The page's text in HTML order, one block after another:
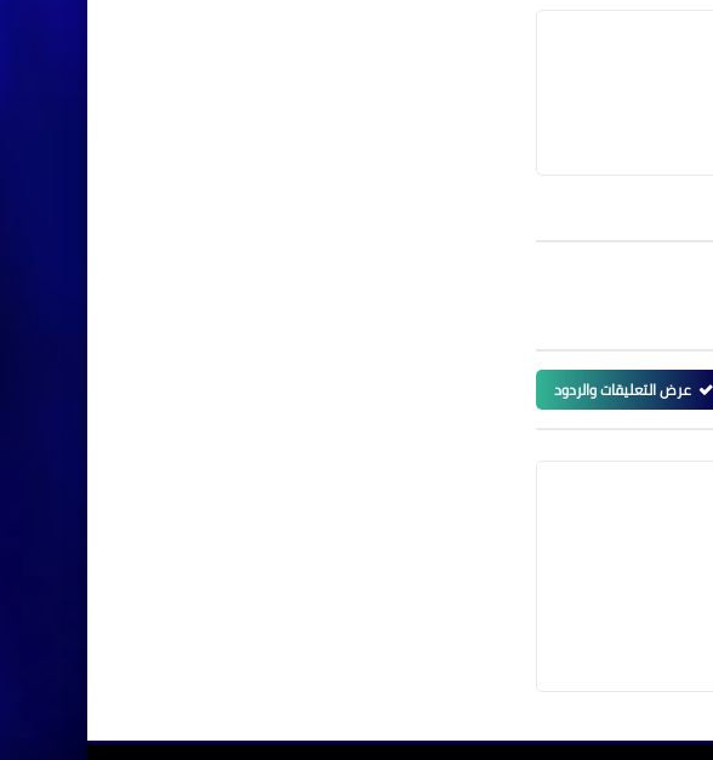
عرض التعليقات والردود